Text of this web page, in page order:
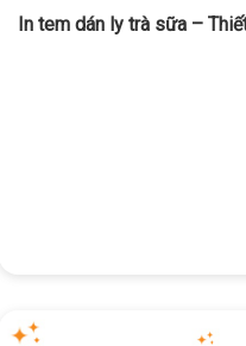
In tem dán ly trà sữa –